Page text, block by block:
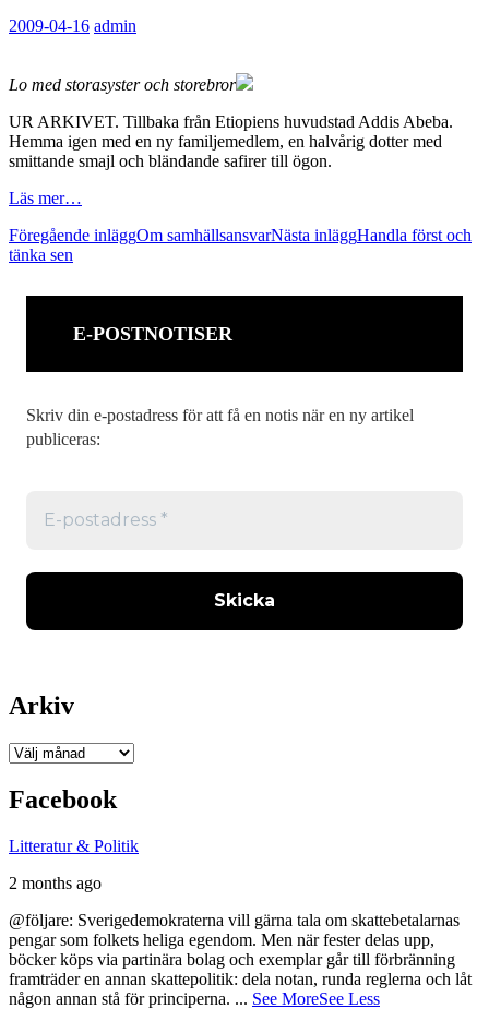
2009-04-16 admin
Lo med storasyster och storebror
UR ARKIVET. Tillbaka från Etiopiens huvudstad Addis Abeba.
Hemma igen med en ny familjemedlem, en halvårig dotter med
smittande smajl och bländande safirer till ögon.
Läs mer…
Inläggsnavigering
Föregående inläggOm samhällsansvarNästa inläggHandla först och
tänka sen
E-POSTNOTISER
Skriv din e-postadress för att få en notis när en ny artikel
publiceras:
Arkiv
Arkiv
Facebook
Litteratur & Politik
2 months ago
@följare: Sverigedemokraterna vill gärna tala om skattebetalarnas
pengar som folkets heliga egendom. Men när fester delas upp,
böcker köps via partinära bolag och exemplar går till förbränning
framträder en annan skattepolitik: dela notan, runda reglerna och låt
någon annan stå för principerna. ... See MoreSee Less